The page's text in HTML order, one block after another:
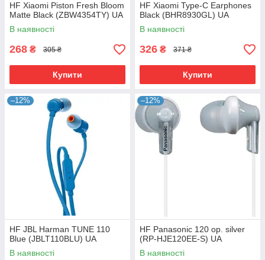
HF Xiaomi Piston Fresh Bloom
Matte Black (ZBW4354TY) UA
В наявності
268 ₴ 305 ₴
Купити
HF Xiaomi Type-C Earphones
Black (BHR8930GL) UA
В наявності
326 ₴ 371 ₴
Купити
–12%
HF JBL Harman TUNE 110
Blue (JBLT110BLU) UA
В наявності
–12%
HF Panasonic 120 ор. silver
(RP-HJE120EE-S) UA
В наявності